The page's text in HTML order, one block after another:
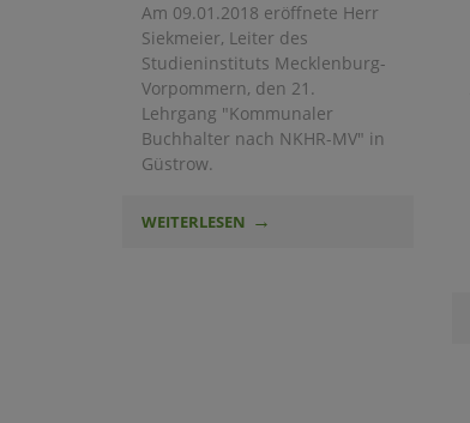
Am 09.01.2018 eröffnete Herr
Siekmeier, Leiter des
Studieninstituts Mecklenburg-
Vorpommern, den 21.
Lehrgang "Kommunaler
Buchhalter nach NKHR-MV" in
Güstrow.
WEITERLESEN